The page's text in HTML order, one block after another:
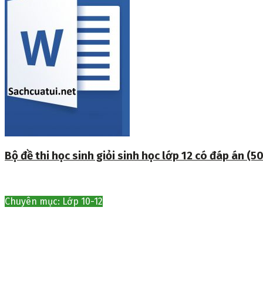
Bộ đề thi học sinh giỏi sinh học lớp 12 có đáp án
Chuyên mục: Lớp 10-12